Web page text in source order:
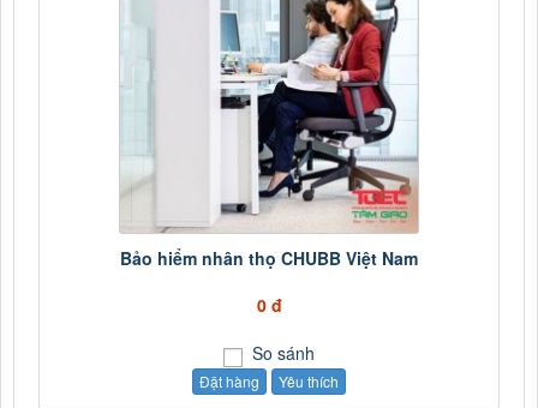
Bảo hiểm nhân thọ CHUBB Việt Nam
0 đ
So sánh
Đặt hàng Yêu thích